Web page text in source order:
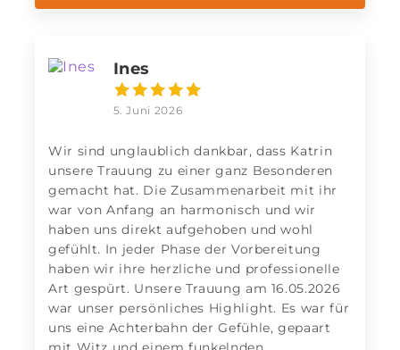
Ines
5. Juni 2026
Wir sind unglaublich dankbar, dass Katrin
unsere Trauung zu einer ganz Besonderen
gemacht hat. Die Zusammenarbeit mit ihr
war von Anfang an harmonisch und wir
haben uns direkt aufgehoben und wohl
gefühlt. In jeder Phase der Vorbereitung
haben wir ihre herzliche und professionelle
Art gespürt. Unsere Trauung am 16.05.2026
war unser persönliches Highlight. Es war für
uns eine Achterbahn der Gefühle, gepaart